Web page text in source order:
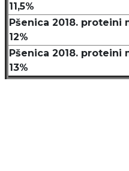
11,5%
Pšenica 2018. proteini
12%
Pšenica 2018. proteini
13%